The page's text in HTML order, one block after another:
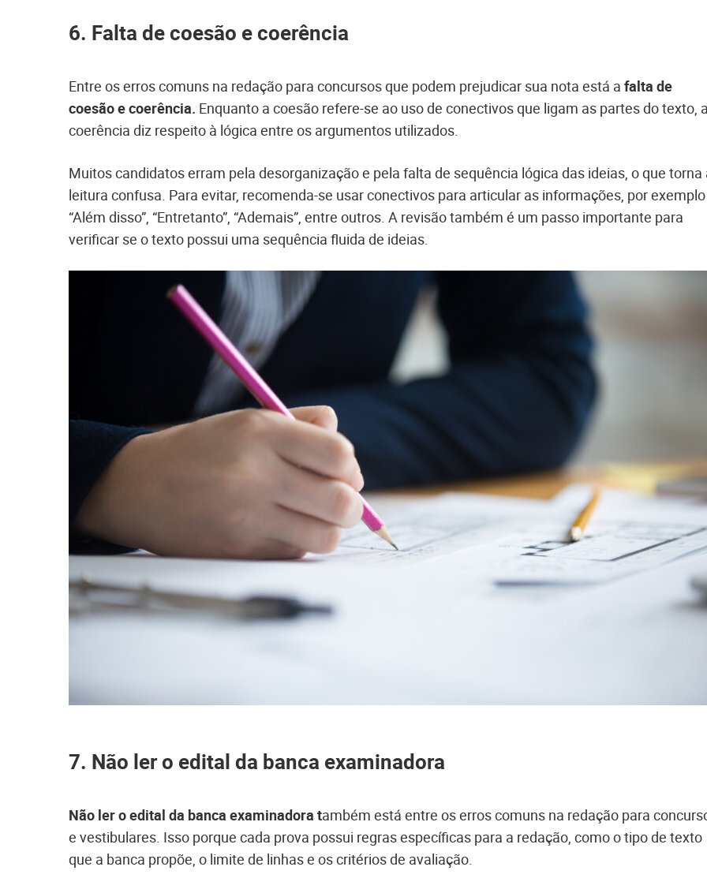
6. Falta de coesão e coerência
Entre os erros comuns na redação para concursos que podem prejudicar sua nota está a falta de
coesão e coerência. Enquanto a coesão refere-se ao uso de conectivos que ligam as partes do texto,
coerência diz respeito à lógica entre os argumentos utilizados.
Muitos candidatos erram pela desorganização e pela falta de sequência lógica das ideias, o que torna
leitura confusa. Para evitar, recomenda-se usar conectivos para articular as informações, por exemplo
“Além disso”, “Entretanto”, “Ademais”, entre outros. A revisão também é um passo importante para
verificar se o texto possui uma sequência fluida de ideias.
7. Não ler o edital da banca examinadora
Não ler o edital da banca examinadora também está entre os erros comuns na redação para
e vestibulares. Isso porque cada prova possui regras específicas para a redação, como o tipo de texto
que a banca propõe, o limite de linhas e os critérios de avaliação.